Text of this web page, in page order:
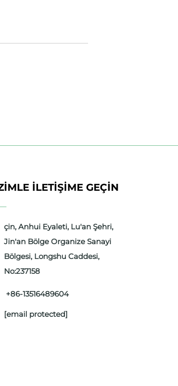
İLETIŞIME GEÇIN
çin, Anhui Eyaleti, Lu'an Şehri,
Jin'an Bölge Organize Sanayi
Bölgesi, Longshu Caddesi,
No:237158
+86-13516489604
[email protected]